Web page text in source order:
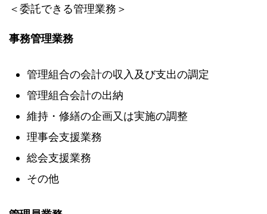
＜委託できる管理業務＞
事務管理業務
管理組合の会計の収入及び支出の調定
管理組合会計の出納
維持・修繕の企画又は実施の調整
理事会支援業務
総会支援業務
その他